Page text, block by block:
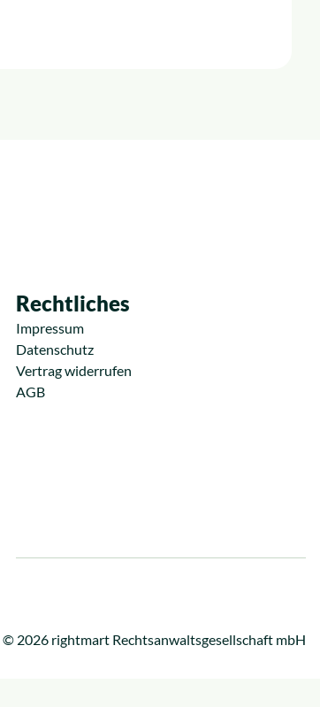
Rechtliches
Impressum
Datenschutz
Vertrag widerrufen
AGB
© 2026 rightmart Rechtsanwaltsgesellschaft mbH